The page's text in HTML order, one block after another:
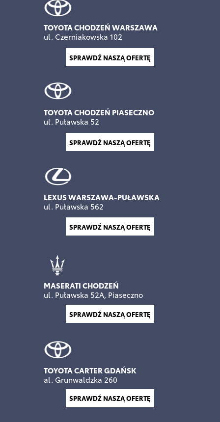
TOYOTA CHODZEŃ WARSZAWA
ul. Czerniakowska 102
SPRAWDŹ NASZĄ OFERTĘ
TOYOTA CHODZEŃ PIASECZNO
ul. Puławska 52
SPRAWDŹ NASZĄ OFERTĘ
LEXUS WARSZAWA-PUŁAWSKA
ul. Puławska 562
SPRAWDŹ NASZĄ OFERTĘ
MASERATI CHODZEŃ
ul. Puławska 52A, Piaseczno
SPRAWDŹ NASZĄ OFERTĘ
TOYOTA CARTER GDAŃSK
al. Grunwaldzka 260
SPRAWDŹ NASZĄ OFERTĘ